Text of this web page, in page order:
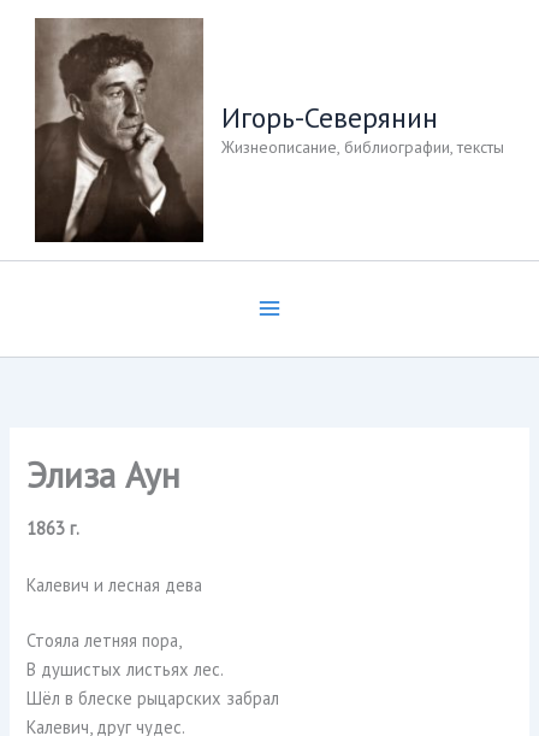
Перейти
содержимому
Игорь-Северянин
Жизнеописание, библиографии, тексты
Элиза Аун
1863 г.
Калевич и лесная дева
Стояла летняя пора,
В душистых листьях лес.
Шёл в блеске рыцарских забрал
Калевич, друг чудес.